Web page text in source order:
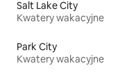
Salt Lake City
Kwatery wakacyjne
Park City
Kwatery wakacyjne